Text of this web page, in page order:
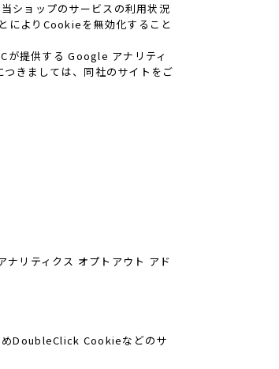
ショップのサービスの利用状況
によりCookieを無効化すること
が提供する Google アナリティ
きましては、同社のサイトをご
リティクス オプトアウト アド
めDoubleClick Cookieなどのサ